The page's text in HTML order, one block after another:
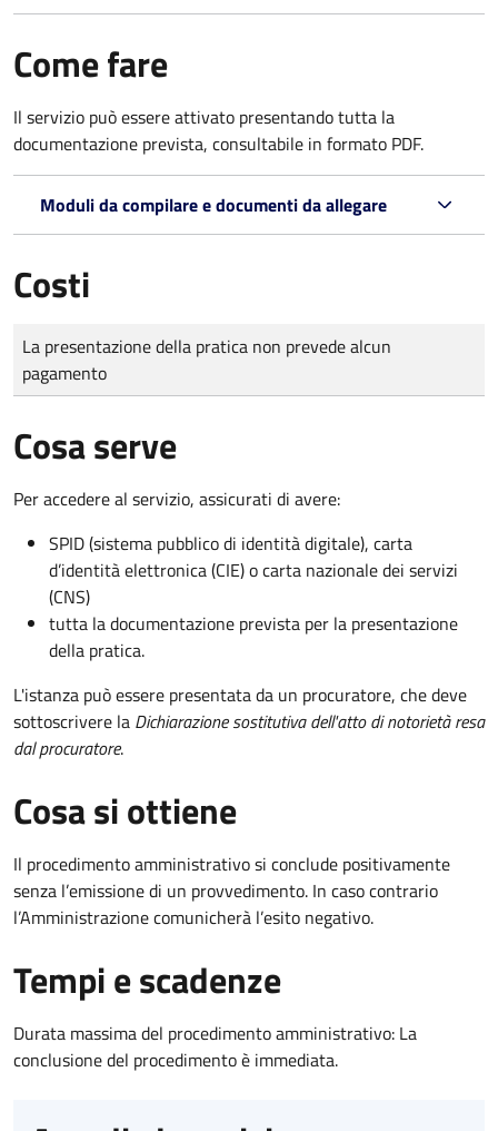
Come fare
Il servizio può essere attivato presentando tutta la
documentazione prevista, consultabile in formato PDF.
Moduli da compilare e documenti da allegare
Costi
Tipo di pagamento
Importo
La presentazione della pratica non prevede alcun
pagamento
Cosa serve
Per accedere al servizio, assicurati di avere:
SPID (sistema pubblico di identità digitale), carta
d’identità elettronica (CIE) o carta nazionale dei servizi
(CNS)
tutta la documentazione prevista per la presentazione
della pratica.
L'istanza può essere presentata da un procuratore, che deve
sottoscrivere la Dichiarazione sostitutiva dell'atto di notorietà resa
dal procuratore.
Cosa si ottiene
Il procedimento amministrativo si conclude positivamente
senza l’emissione di un provvedimento. In caso contrario
l’Amministrazione comunicherà l’esito negativo.
Tempi e scadenze
Durata massima del procedimento amministrativo: La
conclusione del procedimento è immediata.